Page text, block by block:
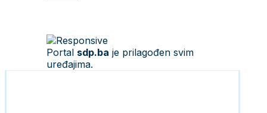
Portal sdp.ba je prilagođen svim
uređajima.